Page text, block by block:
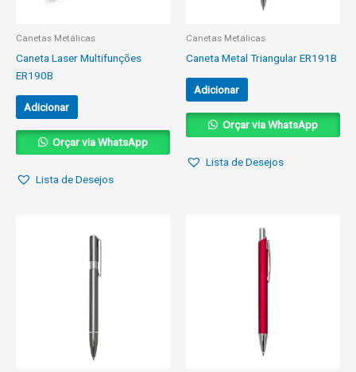
Canetas Metálicas
Caneta Laser Multifunções
ER190B
Adicionar
Orçar via WhatsApp
Lista de Desejos
Canetas Metálicas
Caneta Metal Triangular ER191B
Adicionar
Orçar via WhatsApp
Lista de Desejos